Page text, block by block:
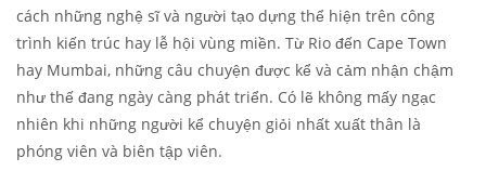
cách những nghệ sĩ và người tạo dựng thể hiện trên công
trình kiến trúc hay lễ hội vùng miền. Từ Rio đến Cape Town
hay Mumbai, những câu chuyện được kể và cảm nhận chậm
như thế đang ngày càng phát triển. Có lẽ không mấy ngạc
nhiên khi những người kể chuyện giỏi nhất xuất thân là
phóng viên và biên tập viên.